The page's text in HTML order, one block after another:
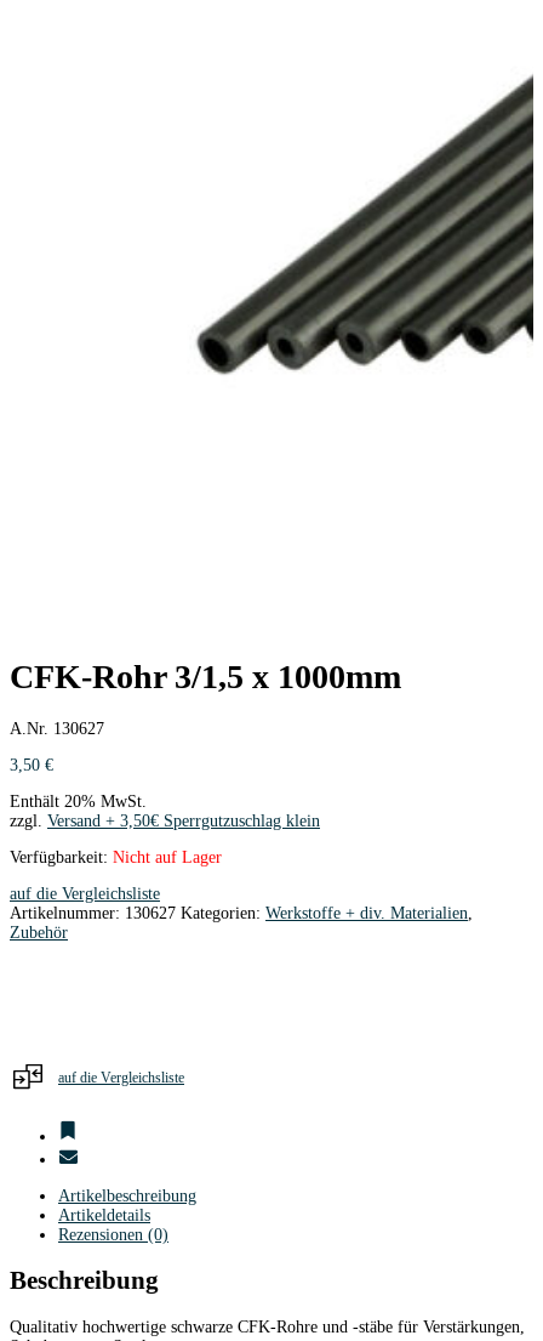
CFK-Rohr 3/1,5 x 1000mm
A.Nr. 130627
3,50 €
Enthält 20% MwSt.
zzgl. Versand
Verfügbarkeit: Nicht auf Lager
auf die Vergleichsliste
Artikelnummer: 130627 Kategorien: Werkstoffe + div. Materialien
Zubehör
auf die Vergleichsliste
Artikelbeschreibung
Artikeldetails
Rezensionen (0)
Beschreibung
Qualitativ hochwertige schwarze CFK-Rohre und -stäbe für Verstärkungen,